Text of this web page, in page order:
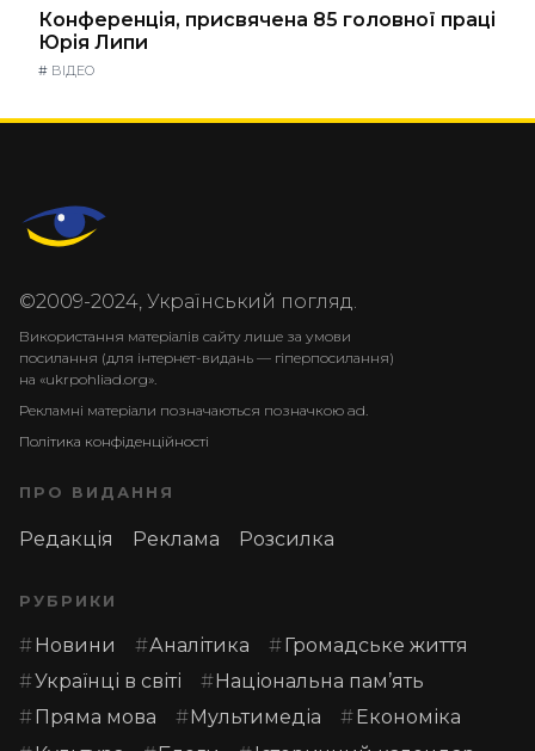
Конференція, присвячена 85 головної праці
Юрія Липи
# ВІДЕО
©2009-2024, Український погляд.
Використання матеріалів сайту лише за умови
посилання (для інтернет-видань — гіперпосилання)
на «ukrpohliad.org».
Рекламні матеріали позначаються позначкою ad.
Політика конфіденційності
ПРО ВИДАННЯ
Редакція Реклама Розсилка
РУБРИКИ
Новини Аналітика
Громадське життя
Українці в світі
Національна пам’ять
Пряма мова
Мультимедіа
Економіка